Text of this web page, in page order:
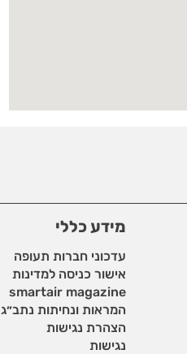
מידע כללי
עדכוני חברות תעופה
אישור כניסה למדינות
smartair magazine
המראות ונחיתות נתב״ג
הצהרת נגישות
נגישות